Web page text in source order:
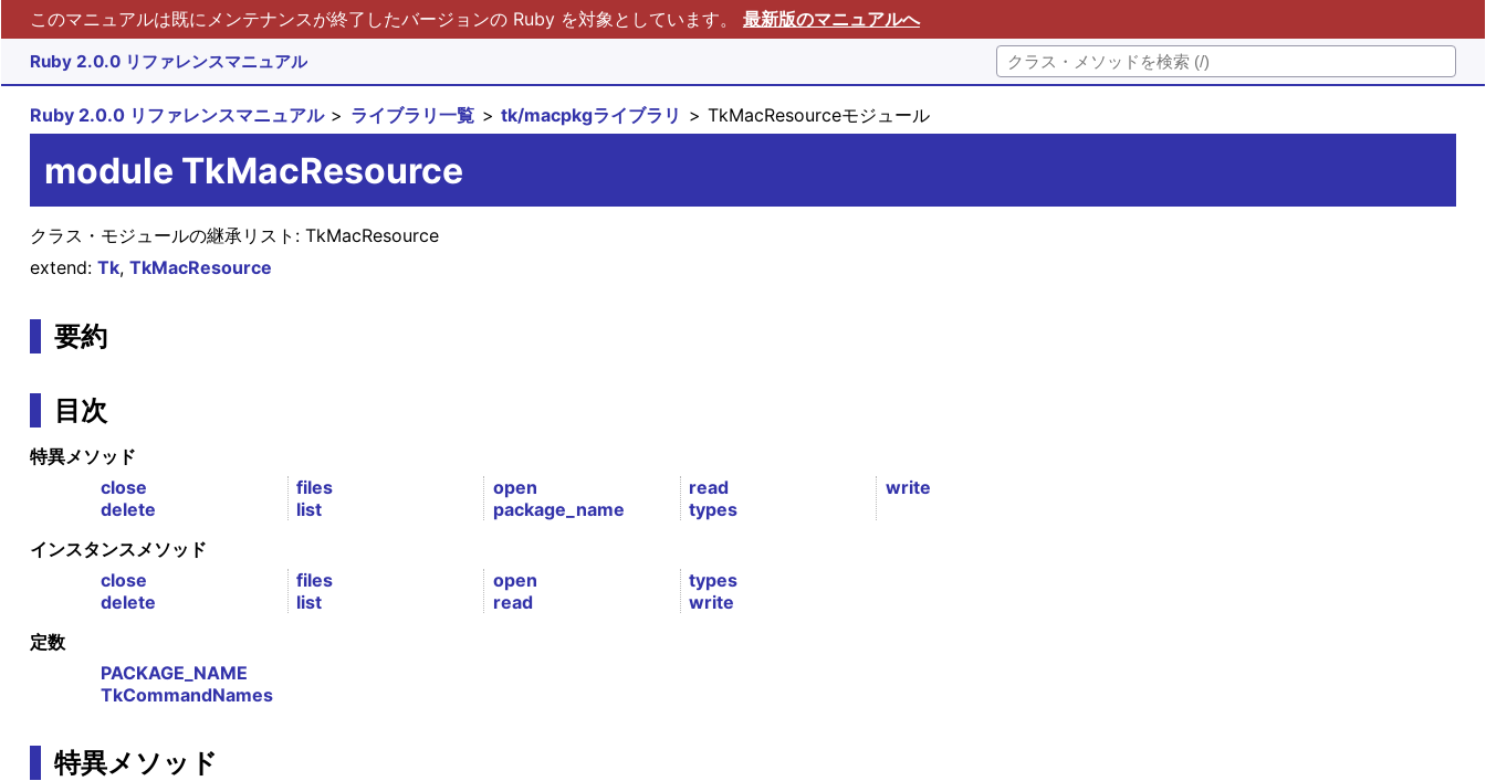
このマニュアルは既にメンテナンスが終了したバージョンの Ruby を対象としています。 最新版のマニュアルへ
Ruby 2.0.0 リファレンスマニュアル
Ruby 2.0.0 リファレンスマニュアル ライブラリ一覧 tk/macpkgライブラリ TkMacResourceモジュール
module TkMacResource
クラス・モジュールの継承リスト: TkMacResource
extend: Tk, TkMacResource
要約
目次
特異メソッド
close
delete
files
list
open
package_name
read
types
write
インスタンスメソッド
close
delete
files
list
open
read
types
write
定数
PACKAGE_NAME
TkCommandNames
特異メソッド